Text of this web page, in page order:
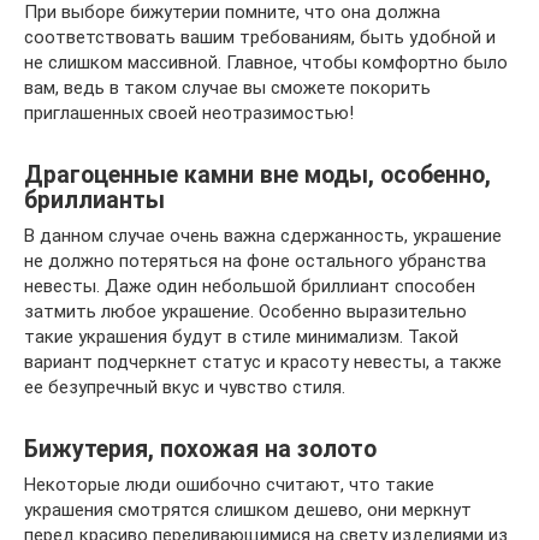
При выборе бижутерии помните, что она должна
соответствовать вашим требованиям, быть удобной и
не слишком массивной. Главное, чтобы комфортно было
вам, ведь в таком случае вы сможете покорить
приглашенных своей неотразимостью!
Драгоценные камни вне моды, особенно,
бриллианты
В данном случае очень важна сдержанность, украшение
не должно потеряться на фоне остального убранства
невесты. Даже один небольшой бриллиант способен
затмить любое украшение. Особенно выразительно
такие украшения будут в стиле минимализм. Такой
вариант подчеркнет статус и красоту невесты, а также
ее безупречный вкус и чувство стиля.
Бижутерия, похожая на золото
Некоторые люди ошибочно считают, что такие
украшения смотрятся слишком дешево, они меркнут
перед красиво переливающимися на свету изделиями из